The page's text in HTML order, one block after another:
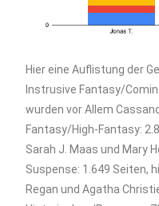
Hier eine Auflistung der
Instrusive Fantasy/
wurden vor Allem
Fantasy/High-Fantasy:
Sarah J. Maas und Mary
Suspense: 1.649 Seiten,
Regan und Agatha